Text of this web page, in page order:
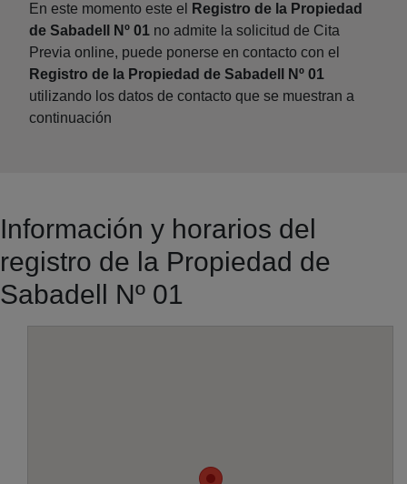
En este momento este el
Registro de la Propiedad
de Sabadell Nº 01 no admite la solicitud de Cita
Previa online, puede ponerse en contacto con el
Registro de la Propiedad de Sabadell Nº 01
utilizando los datos de contacto que se muestran a
continuación
Información y horarios del
registro de la Propiedad de
Sabadell Nº 01